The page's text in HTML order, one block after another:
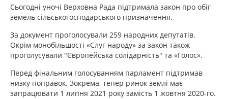
Сьогодні уночі Верховна Рада підтримала закон про обіг
земель сільськогосподарського призначення.
За документ проголосували 259 народних депутатів.
Окрім монобільшості «Слуг народу» за закон також
проголусували "Європейська солідарність" та «Голос».
Перед фінальним голосуванням парламент підтримав
низку поправок. Зокрема, тепер ринок землі має
запрацювати 1 липня 2021 року замість 1 жовтня 2020-го.